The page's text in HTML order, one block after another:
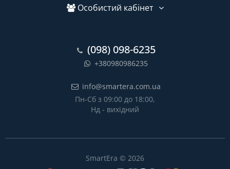
Особистий кабінет
(098) 098-6235
+380980986235
info@smartera.com.ua
Пн-Сб з 09:00 до 18:00,
Нд - вихідний
SmartEra © 2026